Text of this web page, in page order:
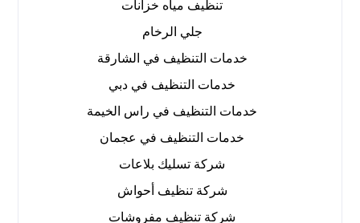
تنظيف مياه خزانات
جلي الرخام
خدمات التنظيف في الشارقة
خدمات التنظيف في دبي
خدمات التنظيف في راس الخيمة
خدمات التنظيف في عجمان
شركة تسليك بلاعات
شركة تنظيف أحواش
شركة تنظيف مفروشات